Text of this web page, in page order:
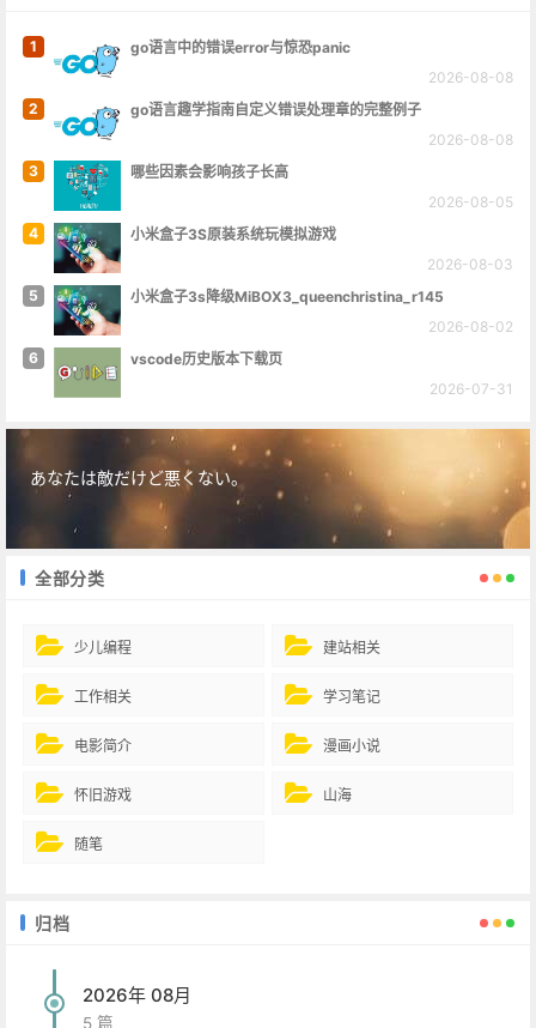
1
go语言中的错误error与惊恐panic
2026-08-08
2
go语言趣学指南自定义错误处理章的完整例子
2026-08-08
3
哪些因素会影响孩子长高
2026-08-05
4
小米盒子3S原装系统玩模拟游戏
2026-08-03
5
小米盒子3s降级MiBOX3_queenchristina_r145
2026-08-02
6
vscode历史版本下载页
2026-07-31
あなたは敵だけど悪くない。
全部分类
少儿编程 建站相关
工作相关 学习笔记
电影简介 漫画小说
怀旧游戏 山海
随笔
归档
2026年 08月
5 篇